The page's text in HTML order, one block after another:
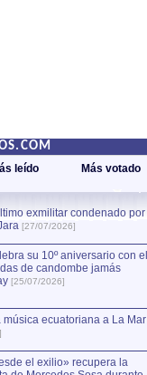
leído Más votado
exmilitar condenado por
[27/07/2026]
su 10º aniversario con el
de candombe jamás
[25/07/2026]
ecuatoriana a La Mar
el exilio» recupera la